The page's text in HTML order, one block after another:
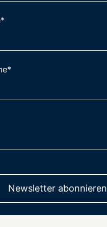
Newsletter abonnieren